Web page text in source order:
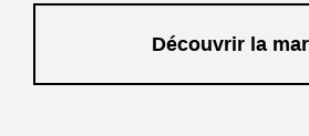
Découvrir la